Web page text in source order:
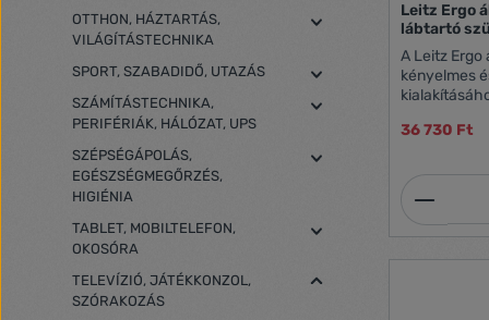
OTTHON, HÁZTARTÁS,
VILÁGÍTÁSTECHNIKA
SPORT, SZABADIDŐ, UTAZÁS
SZÁMÍTÁSTECHNIKA,
PERIFÉRIÁK, HÁLÓZAT, UPS
SZÉPSÉGÁPOLÁS,
EGÉSZSÉGMEGŐRZÉS,
HIGIÉNIA
TABLET, MOBILTELEFON,
OKOSÓRA
TELEVÍZIÓ, JÁTÉKKONZOL,
SZÓRAKOZÁS
Leitz Ergo
lábtartó
A Leitz Ergo
kényelmes
lábtartó
rendelkezik
36 730 Ft